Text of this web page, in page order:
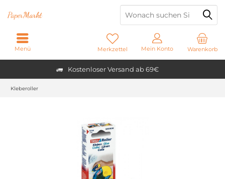
Kostenloser Versand ab 69€
PaperMarkt
Warenkorb
Merkzettel Mein Konto
Menü
Kleberoller